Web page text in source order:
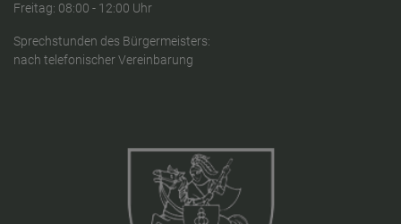
Freitag: 08:00 - 12:00 Uhr
Sprechstunden des Bürgermeisters:
nach telefonischer Vereinbarung